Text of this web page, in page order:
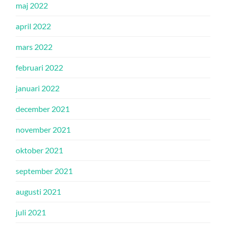
maj 2022
april 2022
mars 2022
februari 2022
januari 2022
december 2021
november 2021
oktober 2021
september 2021
augusti 2021
juli 2021